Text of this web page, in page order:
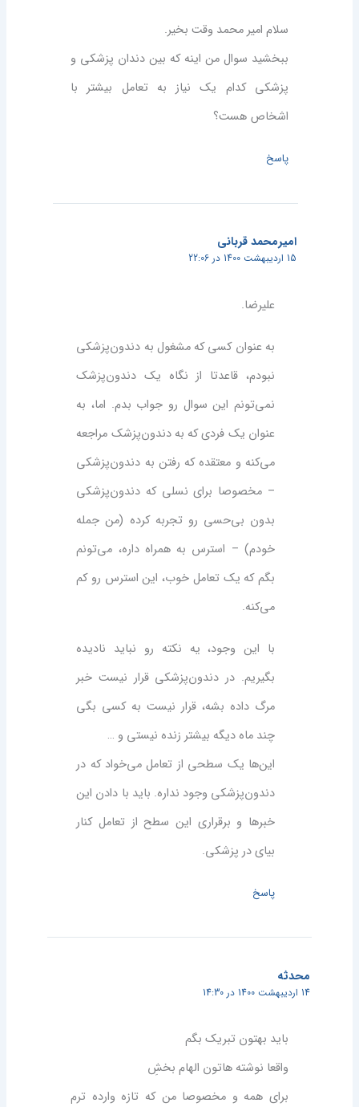
سلام امیر محمد وقت بخیر.
ببخشید سوال من اینه که بین دندان پزشکی و
پزشکی کدام یک نیاز به تعامل بیشتر با
اشخاص هست؟
پاسخ
امیرمحمد قربانی
15 اردیبهشت 1400 در 22:06
علیرضا.
به عنوان کسی که مشغول به دندون‌پزشکی
نبودم، قاعدتا از نگاه یک دندون‌پزشک
نمی‌تونم این سوال رو جواب بدم. اما، به
عنوان یک فردی که به دندون‌پزشک مراجعه
می‌کنه و معتقده که رفتن به دندون‌پزشکی
– مخصوصا برای نسلی که دندون‌پزشکی
بدون بی‌حسی رو تجربه کرده (من جمله
خودم) – استرس به همراه داره، می‌تونم
بگم که یک تعامل خوب، این استرس رو کم
می‌کنه.
با این وجود، یه نکته رو نباید نادیده
بگیریم. در دندون‌پزشکی قرار نیست خبر
مرگ داده بشه، قرار نیست به کسی بگی
چند ماه دیگه بیشتر زنده نیستی و …
این‌ها یک سطحی از تعامل می‌خواد که در
دندون‌پزشکی وجود نداره. باید با دادن این
خبرها و برقراری این سطح از تعامل کنار
بیای در پزشکی.
پاسخ
محدثه
14 اردیبهشت 1400 در 14:30
باید بهتون تبریک بگم
واقعا نوشته هاتون الهام بخش‌ِ
برای همه و مخصوصا من که تازه وارده ترم